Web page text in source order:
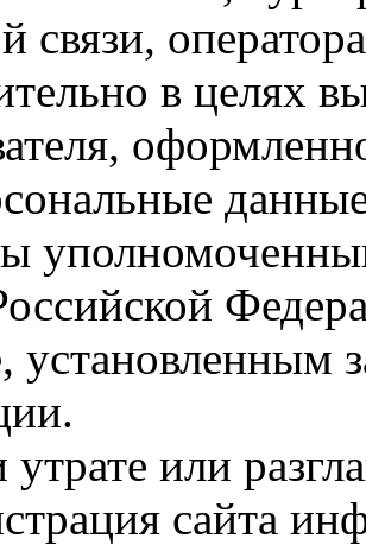
связи,
в целях
установленным
или
сайта